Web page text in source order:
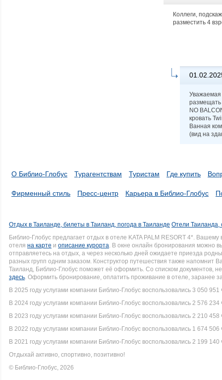
Коллеги,
разместить 4
Уважаемая
размещать
NO
кровать
Ванная
(вид на
О Библио-Глобус Турагентствам Туристам Где купить
Фирменный стиль Пресс-центр Карьера в Библио-Глобус
Отдых в Таиланде, билеты в Таиланд, погода в Таиланде Отели Таиланда,
Библио-Глобус предлагает отдых в отеле KATA PALM RESORT 4*.
отеля на карте и описание курорта. В окне онлайн бронирования можно
отправляетесь на отдых, а через несколько дней ожидаете приезда
разных групп одним заказом. Конструктор путешествия также напомнит
Таиланд, Библио-Глобус поможет её оформить. Со списком
здесь. Оформить бронирование, оплатить проживание в отеле, заранее
В 2025 году услугами компании Библио-Глобус воспользовались 3 050 951
В 2024 году услугами компании Библио-Глобус воспользовались 2 576 234
В 2023 году услугами компании Библио-Глобус воспользовались 2 210 458
В 2022 году услугами компании Библио-Глобус воспользовались 1 674 506
В 2021 году услугами компании Библио-Глобус воспользовались 2 199 140
Отдыхай активно, спортивно, позитивно!
© Библио-Глобус, 2026